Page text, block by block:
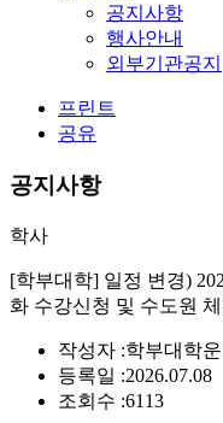
공지사항
행사안내
외부기관공지
프린트
공유
공지사항
학사
[학부대학] 일정 변경)
화 수강신청 및 수도원
작성자 :학부대학
등록일 :2026.07.08
조회수 :6113